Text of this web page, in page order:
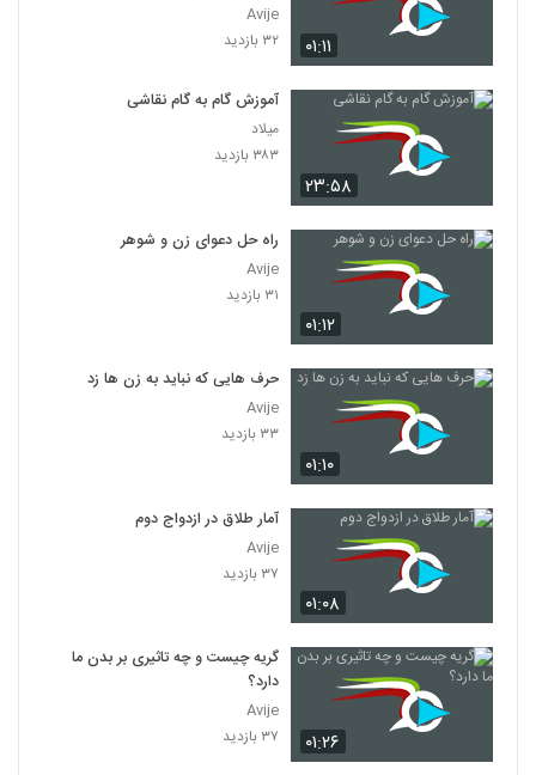
۰۱:۱۱
Avije
۳۲ بازدید
۲۳:۵۸
آموزش گام به گام نقاشی
میلاد
۳۸۳ بازدید
۰۱:۱۲
راه حل دعوای زن و شوهر
Avije
۳۱ بازدید
۰۱:۱۰
حرف هایی که نباید به زن ها زد
Avije
۳۳ بازدید
۰۱:۰۸
آمار طلاق در ازدواج دوم
Avije
۳۷ بازدید
۰۱:۲۶
گریه چیست و چه تاثیری بر بدن ما
دارد؟
Avije
۳۷ بازدید